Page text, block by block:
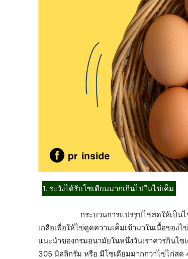
1. ระวังได้รับโซเดียมมากเกินไปในไข่เค็ม
กระบวนการแปรรูปไข่สดให้เป็นไข่เค็ม
เกลือเพื่อให้ไข่ดูดความเค็มเข้ามาในเนื้อขอ
แนะนำของกรมอนามัยในหนึ่งวันเราควรกินโ
305 มิลลิกรัม หรือ มีโซเดียมมากกว่าไข่ไก่สด